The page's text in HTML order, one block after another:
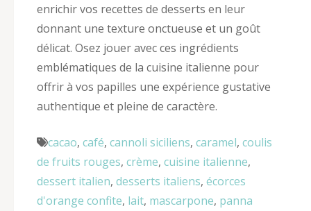
enrichir vos recettes de desserts en leur
donnant une texture onctueuse et un goût
délicat. Osez jouer avec ces ingrédients
emblématiques de la cuisine italienne pour
offrir à vos papilles une expérience gustative
authentique et pleine de caractère.
cacao, café, cannoli siciliens, caramel, coulis
de fruits rouges, crème, cuisine italienne,
dessert italien, desserts italiens, écorces
d'orange confite, lait, mascarpone, panna